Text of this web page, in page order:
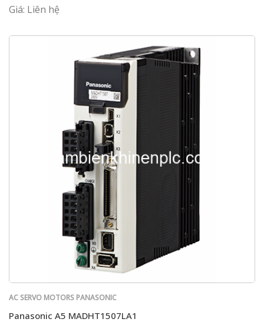
Giá: Liên hệ
AC SERVO MOTORS PANASONIC
Panasonic A5 MADHT1507LA1